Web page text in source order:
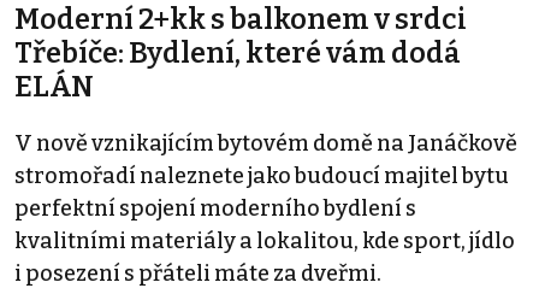
Moderní 2+kk s balkonem v srdci
Třebíče: Bydlení, které vám dodá
ELÁN
V nově vznikajícím bytovém domě na Janáčkově
stromořadí naleznete jako budoucí majitel bytu
perfektní spojení moderního bydlení s
kvalitními materiály a lokalitou, kde sport, jídlo
i posezení s přáteli máte za dveřmi.